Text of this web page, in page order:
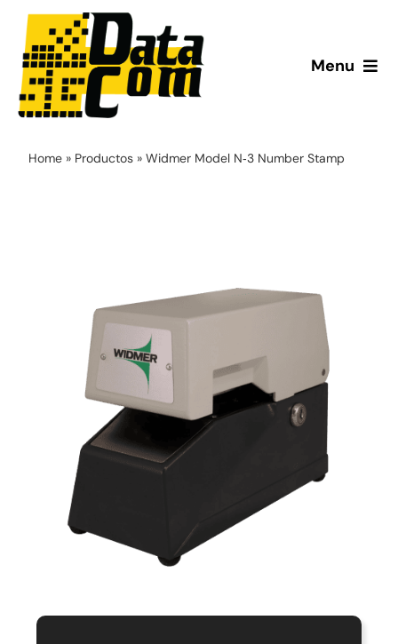
Saltar
contenido
Menu
¿Quiénes somos?
Home» Productos» Widmer Model N‑3 Number Stamp